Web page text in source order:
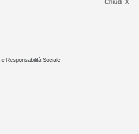
Chiudi
Responsabilità Sociale